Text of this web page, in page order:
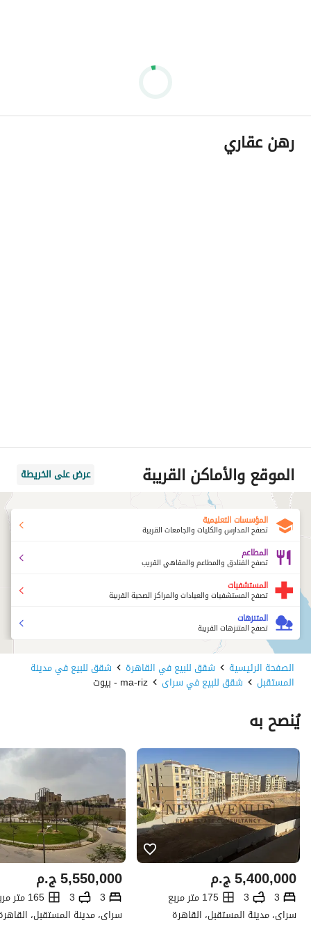
رهن عقاري
الموقع والأماكن القريبة عرض على الخريطة
المؤسسات التعليمية
تصفح المدارس والكليات والجامعات القريبة
المطاعم
تصفح الفنادق والمطاعم والمقاهي القريب
المستشفيات
تصفح المستشفيات والعيادات والمراكز الصحية القريبة
المتنزهات
تصفح المتنزهات القريبة
الصفحة الرئيسية شقق للبيع في القاهرة شقق للبيع في مدينة
المستقبل شقق للبيع في سراى ma-riz - بيوت
يُنصح به
ج.م5,400,000
3
3
175 متر مربع
سراى، مدينة المستقبل، القاهرة
ج.م5,550,000
3
3
165 متر مربع
سراى، مدينة المستقبل،